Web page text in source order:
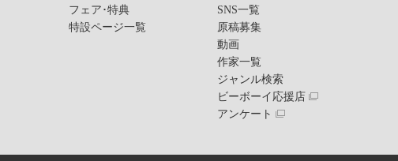
フェア･特典
特設ページ一覧
SNS一覧
原稿募集
動画
作家一覧
ジャンル検索
ビーボーイ応援店
アンケート